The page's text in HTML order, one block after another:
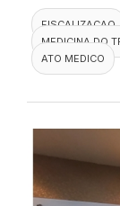
FISCALIZACAO
MEDICINA DO
ATO MEDICO